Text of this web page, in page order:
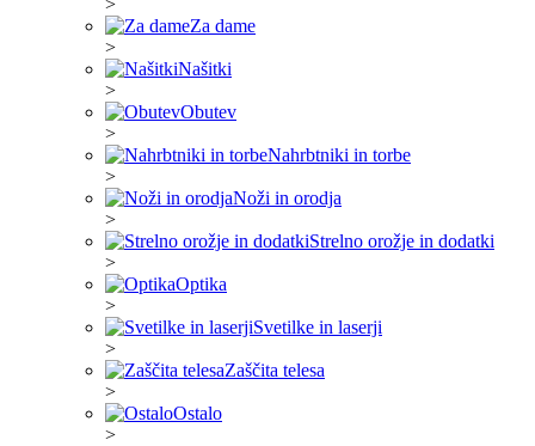
>
Za dame
>
Našitki
>
Obutev
>
Nahrbtniki in torbe
>
Noži in orodja
>
Strelno orožje in dodatki
>
Optika
>
Svetilke in laserji
>
Zaščita telesa
>
Ostalo
>